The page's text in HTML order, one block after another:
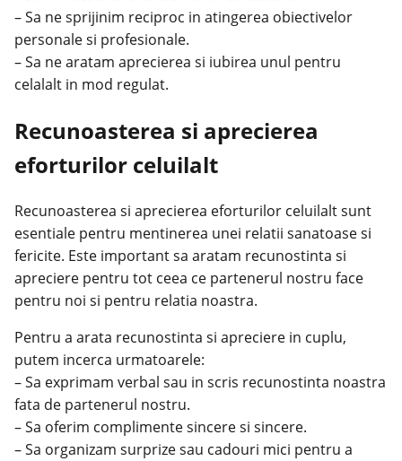
– Sa ne sprijinim reciproc in atingerea obiectivelor
personale si profesionale.
– Sa ne aratam aprecierea si iubirea unul pentru
celalalt in mod regulat.
Recunoasterea si aprecierea
eforturilor celuilalt
Recunoasterea si aprecierea eforturilor celuilalt sunt
esentiale pentru mentinerea unei relatii sanatoase si
fericite. Este important sa aratam recunostinta si
apreciere pentru tot ceea ce partenerul nostru face
pentru noi si pentru relatia noastra.
Pentru a arata recunostinta si apreciere in cuplu,
putem incerca urmatoarele:
– Sa exprimam verbal sau in scris recunostinta noastra
fata de partenerul nostru.
– Sa oferim complimente sincere si sincere.
– Sa organizam surprize sau cadouri mici pentru a